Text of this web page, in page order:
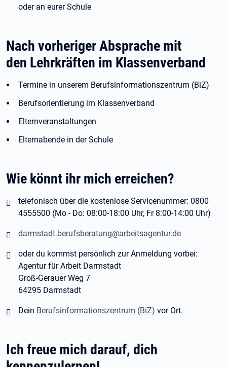
oder an eurer Schule
Nach vorheriger Absprache mit
den Lehrkräften im Klassenverband
Termine in unserem Berufsinformationszentrum (BiZ)
Berufsorientierung im Klassenverband
Elternveranstaltungen
Elternabende in der Schule
Wie könnt ihr mich erreichen?
telefonisch über die kostenlose Servicenummer: 0800
4555500 (Mo - Do: 08:00-18:00 Uhr, Fr 8:00-14:00 Uhr)
darmstadt.berufsberatung@arbeitsagentur.de
oder du kommst persönlich zur Anmeldung vorbei:
Agentur für Arbeit Darmstadt
Groß-Gerauer Weg 7
64295 Darmstadt
Dein Berufsinformationszentrum (BiZ) vor Ort.
Ich freue mich darauf, dich